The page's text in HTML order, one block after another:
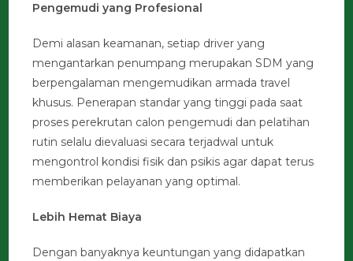
Pengemudi yang Profesional
Demi alasan keamanan, setiap driver yang
mengantarkan penumpang merupakan SDM yang
berpengalaman mengemudikan armada travel
khusus. Penerapan standar yang tinggi pada saat
proses perekrutan calon pengemudi dan pelatihan
rutin selalu dievaluasi secara terjadwal untuk
mengontrol kondisi fisik dan psikis agar dapat terus
memberikan pelayanan yang optimal.
Lebih Hemat Biaya
Dengan banyaknya keuntungan yang didapatkan